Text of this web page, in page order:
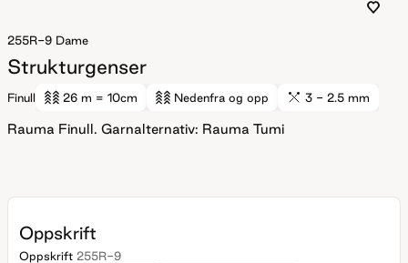
255R-9 Dame
Strukturgenser
Finull 26 m = 10cm Nedenfra og opp 3 - 2.5 mm
Rauma Finull. Garnalternativ: Rauma Tumi
Oppskrift
Oppskrift 255R-9